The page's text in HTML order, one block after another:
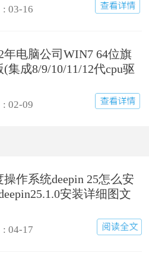
: 03-16
年电脑公司WIN7 64位旗
(集成8/9/10/11/12代cpu驱
: 02-09
操作系统deepin 25怎么安
安装详细图文
: 04-17